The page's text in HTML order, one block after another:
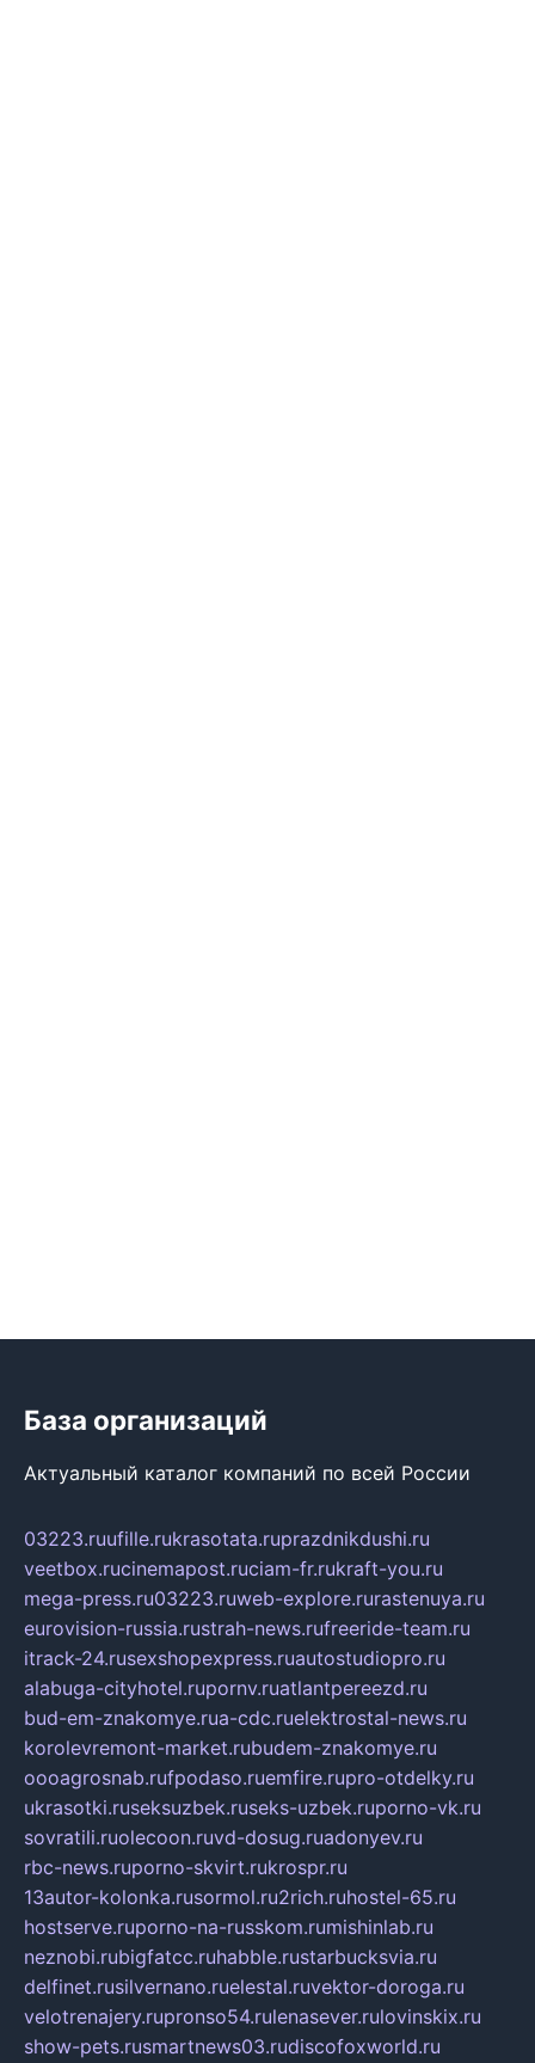
База организаций
Актуальный каталог компаний по всей России
03223.ruufille.rukrasotata.ruprazdnikdushi.ru
veetbox.rucinemapost.ruciam-fr.rukraft-you.ru
mega-press.ru03223.ruweb-explore.rurastenuya.ru
eurovision-russia.rustrah-news.rufreeride-team.ru
itrack-24.rusexshopexpress.ruautostudiopro.ru
alabuga-cityhotel.rupornv.ruatlantpereezd.ru
bud-em-znakomye.rua-cdc.ruelektrostal-news.ru
korolevremont-market.rubudem-znakomye.ru
oooagrosnab.rufpodaso.ruemfire.rupro-otdelky.ru
ukrasotki.ruseksuzbek.ruseks-uzbek.ruporno-vk.ru
sovratili.ruolecoon.ruvd-dosug.ruadonyev.ru
rbc-news.ruporno-skvirt.rukrospr.ru
13autor-kolonka.rusormol.ru2rich.ruhostel-65.ru
hostserve.ruporno-na-russkom.rumishinlab.ru
neznobi.rubigfatcc.ruhabble.rustarbucksvia.ru
delfinet.rusilvernano.ruelestal.ruvektor-doroga.ru
velotrenajery.rupronso54.rulenasever.rulovinskix.ru
show-pets.rusmartnews03.rudiscofoxworld.ru